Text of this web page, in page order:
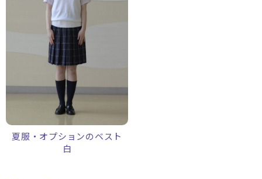
夏服・オプションのベスト
白